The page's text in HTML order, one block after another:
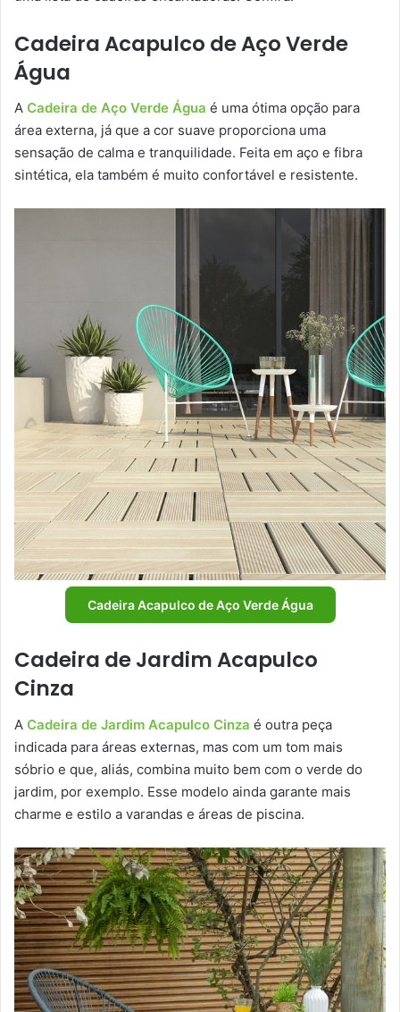
Cadeira Acapulco de Aço Verde
Água
A Cadeira de Aço Verde Água é uma ótima opção para
área externa, já que a cor suave proporciona uma
sensação de calma e tranquilidade. Feita em aço e fibra
sintética, ela também é muito confortável e resistente.
Cadeira Acapulco de Aço Verde Água
Cadeira de Jardim Acapulco
Cinza
A Cadeira de Jardim Acapulco Cinza é outra peça
indicada para áreas externas, mas com um tom mais
sóbrio e que, aliás, combina muito bem com o verde do
jardim, por exemplo. Esse modelo ainda garante mais
charme e estilo a varandas e áreas de piscina.